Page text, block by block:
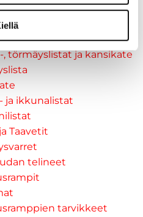
muovia
kiinnike
kiinnike
, törmäyslistat ja kansikate
ja ikkunalistat
Taavetit
telineet
tarvikkeet